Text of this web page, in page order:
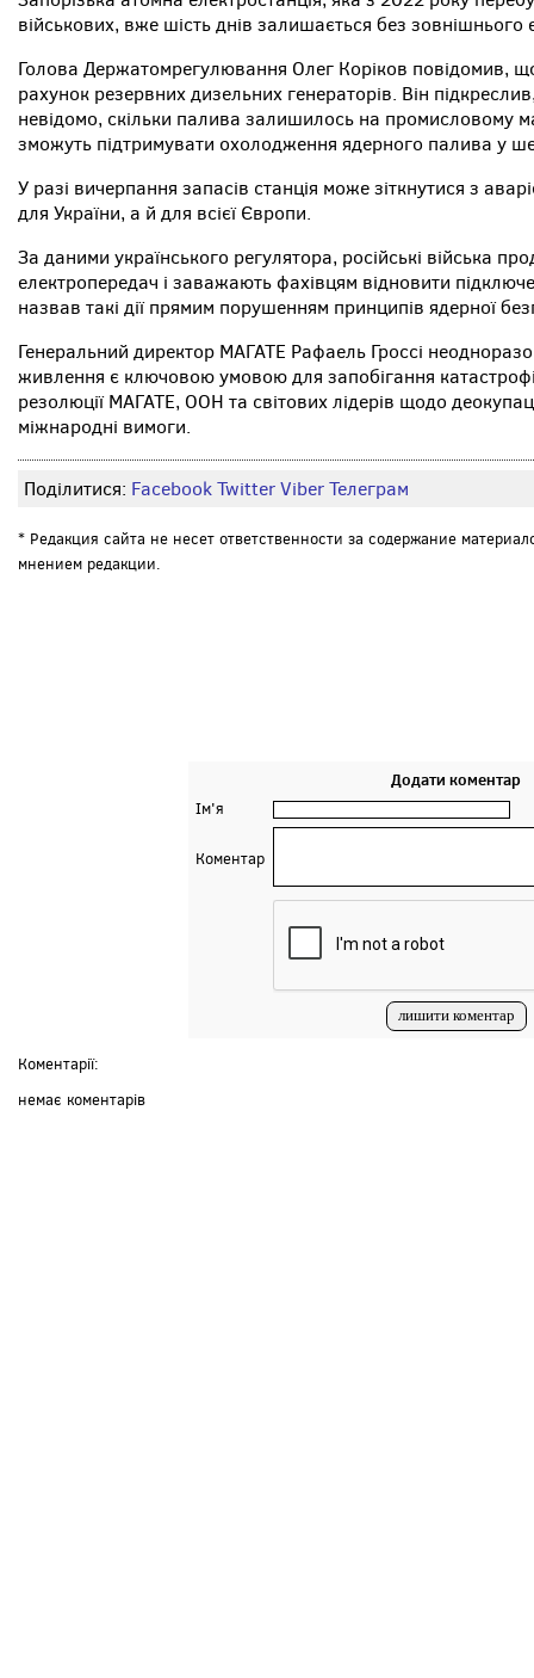
військових, вже шість днів залишається без зовнішнього
Голова Держатомрегулювання Олег Коріков повідомив,
рахунок резервних дизельних генераторів. Він
невідомо, скільки палива залишилось на промисловому
зможуть підтримувати охолодження ядерного палива у
У разі вичерпання запасів станція може зіткнутися з
для України, а й для всієї Європи.
За даними українського регулятора, російські війська
електропередач і заважають фахівцям відновити
назвав такі дії прямим порушенням принципів ядерної
Генеральний директор МАГАТЕ Рафаель Гроссі
живлення є ключовою умовою для запобігання
резолюції МАГАТЕ, ООН та світових лідерів щодо
міжнародні вимоги.
Поділитися: FacebookTwitterViberТелеграм
* Редакция сайта не несет ответственности за содержание
мнением редакции.
Додати коментар
Ім'я
Коментар
Коментарії:
немає коментарів